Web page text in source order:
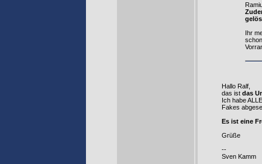
Ihr
Hallo Ralf,
das ist das
Ich habe
Fakes
Es ist eine
Grüße
--
Sven Kamm